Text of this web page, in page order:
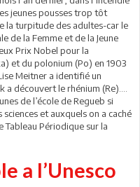
jeunes pousses trop tôt
la turpitude des adultes-car le
de la Femme et de la Jeune
Prix Nobel pour la
et du polonium (Po) en 1903
Meitner a identifié un
découvert le rhénium (Re)….
de l’école de Regueb si
et auxquels on a caché
Tableau Périodique sur la
a l’Unesco